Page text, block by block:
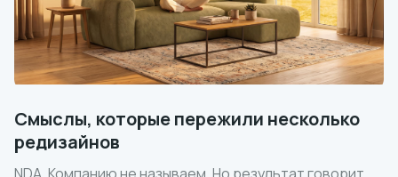
Смыслы, которые пережили несколько
редизайнов
NDA. Компанию не называем. Но результат говорит